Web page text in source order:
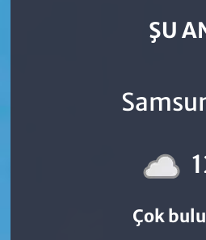
ŞU
Çok
Son Dakika Haberleri